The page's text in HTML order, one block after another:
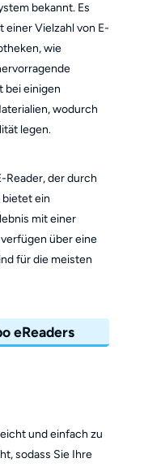
bekannt. Es
Vielzahl von E-
wie
bei einigen
wodurch
legen.
Reader, der durch
ein
mit einer
über eine
für die meisten
eReaders
und einfach zu
sodass Sie Ihre